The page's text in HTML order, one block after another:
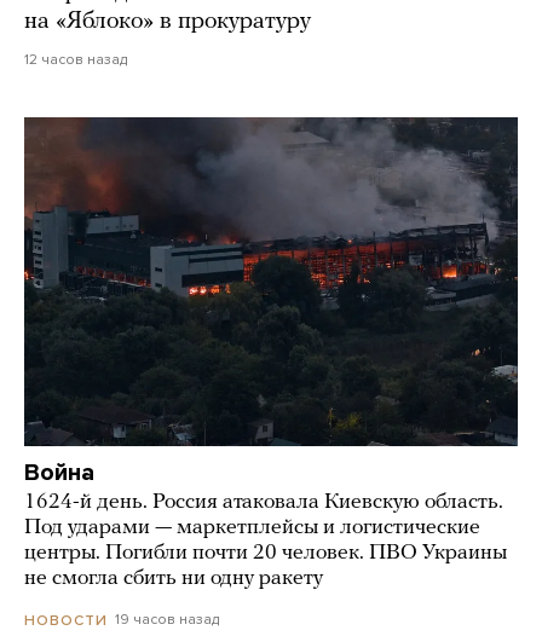
на «Яблоко» в прокуратуру
12 часов назад
Война
1624-й день. Россия атаковала Киевскую область.
Под ударами — маркетплейсы и логистические
центры. Погибли почти 20 человек. ПВО Украины
не смогла сбить ни одну ракету
НОВОСТИ 19 часов назад